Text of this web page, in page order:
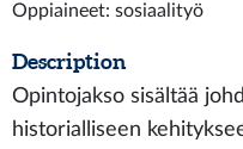
Oppiaineet: sosiaalityö
Description
Opintojakso sisältää
historialliseen